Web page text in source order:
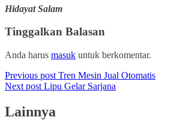
Hidayat Salam
Tinggalkan Balasan
Anda harus masuk untuk berkomentar.
Previous post Tren Mesin Jual Otomatis
Next post Lipu Gelar Sarjana
Lainnya